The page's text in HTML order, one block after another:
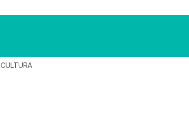
CULTURA